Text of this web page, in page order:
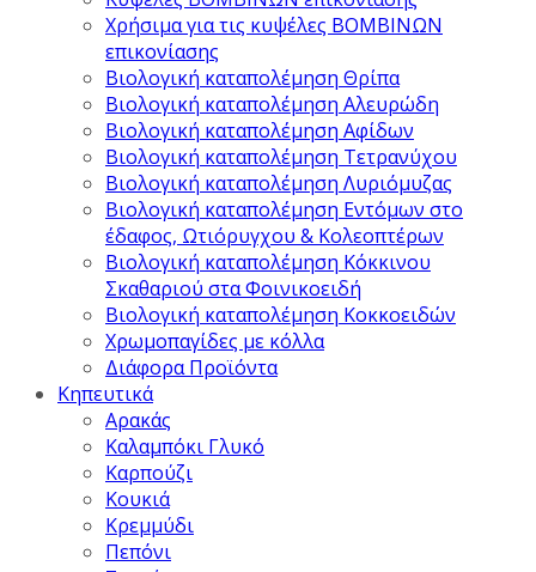
Χρήσιμα για τις κυψέλες ΒΟΜΒΙΝΩΝ
επικονίασης
Βιολογική καταπολέμηση Θρίπα
Βιολογική καταπολέμηση Αλευρώδη
Βιολογική καταπολέμηση Αφίδων
Βιολογική καταπολέμηση Τετρανύχου
Βιολογική καταπολέμηση Λυριόμυζας
Βιολογική καταπολέμηση Εντόμων στο
έδαφος, Ωτιόρυγχου & Κολεοπτέρων
Βιολογική καταπολέμηση Κόκκινου
Σκαθαριού στα Φοινικοειδή
Βιολογική καταπολέμηση Κοκκοειδών
Χρωμοπαγίδες με κόλλα
Διάφορα Προϊόντα
Κηπευτικά
Αρακάς
Καλαμπόκι Γλυκό
Καρπούζι
Κουκιά
Κρεμμύδι
Πεπόνι